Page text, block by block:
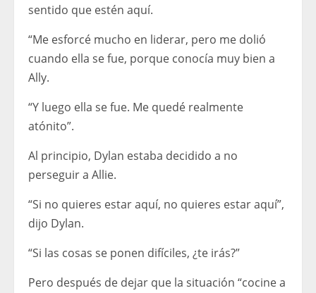
sentido que estén aquí.
“Me esforcé mucho en liderar, pero me dolió
cuando ella se fue, porque conocía muy bien a
Ally.
“Y luego ella se fue. Me quedé realmente
atónito”.
Al principio, Dylan estaba decidido a no
perseguir a Allie.
“Si no quieres estar aquí, no quieres estar aquí”,
dijo Dylan.
“Si las cosas se ponen difíciles, ¿te irás?”
Pero después de dejar que la situación “cocine a